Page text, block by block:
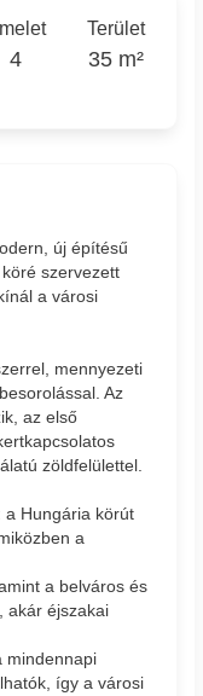
4
Terület
35 m²
új építésű
szervezett
a városi
mennyezeti
Az
az első
zöldfelülettel.
a Hungária körút
a
a belváros és
akár éjszakai
mindennapi
így a városi